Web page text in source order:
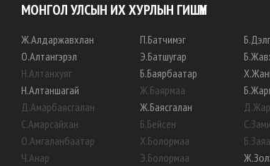
МОНГОЛ УЛСЫН ИХ ХУРЛЫН ГИШҮҮН
Ж.Алдаржавхлан
О.Алтангэрэл
Н.Алтанхуяг
Н.Алтаншагай
Д.Амарбаясгалан
С.Амарсайхан
О.Амгаланбаатар
Ч.Анар
П.Батчимэг
Э.Батшугар
Б.Баярбаатар
Ж.Баярмаа
Ж.Баясгалан
Б.Бейсен
Х.Болормаа
Э.Болормаа
Б.
Б.
Х.
Б.
Д.
С.
Б.
Ж.